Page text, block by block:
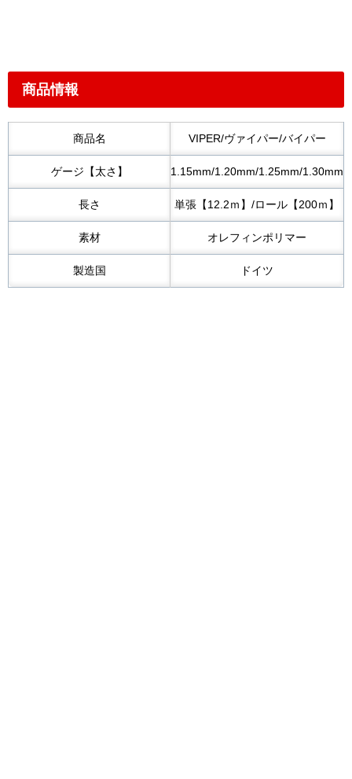
商品情報
商品名 VIPER/ヴァイパー/バイパー
ゲージ【太さ】 1.15mm/1.20mm/1.25mm/1.30mm
長さ 単張【12.2ｍ】/ロール【200ｍ】
素材 オレフィンポリマー
製造国 ドイツ